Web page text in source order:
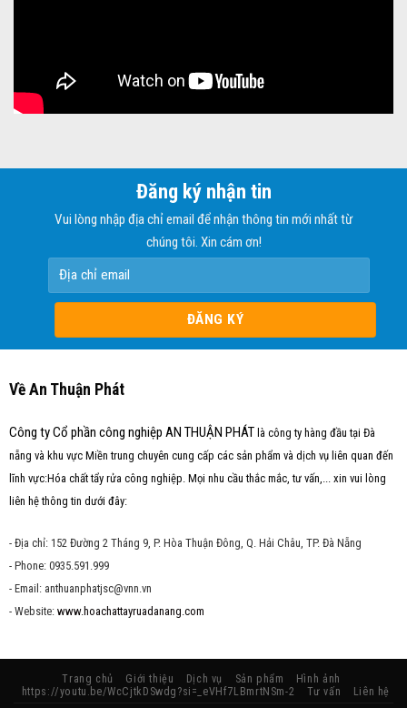
Đăng ký nhận tin
Vui lòng nhập địa chỉ email để nhận thông tin mới nhất từ
chúng tôi. Xin cám ơn!
Về An Thuận Phát
Công ty Cổ phần công nghiệp AN THUẬN PHÁT là công ty hàng đầu tại Đà
nẵng và khu vực Miền trung chuyên cung cấp các sản phẩm và dịch vụ liên quan đến
lĩnh vực:Hóa chất tẩy rửa công nghiệp. Mọi nhu cầu thắc mắc, tư vấn,... xin vui lòng
liên hệ thông tin dưới đây:
- Địa chỉ: 152 Đường 2 Tháng 9, P. Hòa Thuận Đông, Q. Hải Châu, TP. Đà Nẵng
- Phone: 0935.591.999
- Email: anthuanphatjsc@vnn.vn
- Website: www.hoachattayruadanang.com
Trang chủ Giới thiệu Dịch vụ Sản phẩm
Hình ảnh
https://youtu.be/WcCjtkDSwdg?si=_eVHf7LBmrtNSm-2
Tư vấn Liên hệ